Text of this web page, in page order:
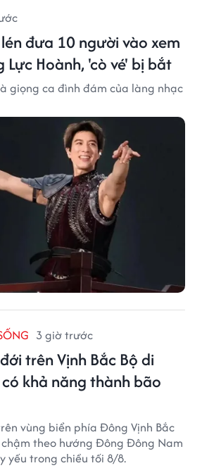
đưa 10 người vào xem
Hoành, 'cò vé' bị bắt
giọng ca đình đám của làng nhạc
3 giờ trước
trên Vịnh Bắc Bộ di
khả năng thành bão
vùng biển phía Đông Vịnh Bắc
theo hướng Đông Đông Nam
yếu trong chiều tối 8/8.